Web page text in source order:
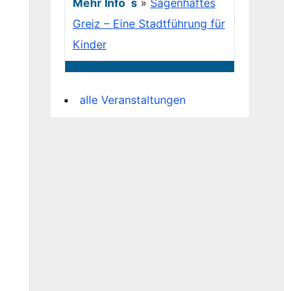
Mehr Info`s» Sagenhaftes
Greiz – Eine Stadtführung für
Kinder
alle Veranstaltungen